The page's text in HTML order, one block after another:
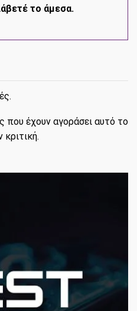
το άμεσα.
που έχουν αγοράσει αυτό το